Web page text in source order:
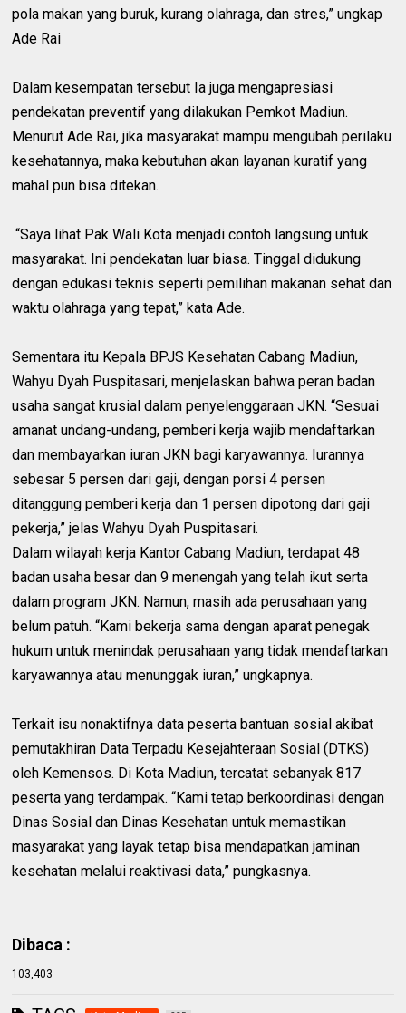
pola makan yang buruk, kurang olahraga, dan stres,” ungkap
Ade Rai
Dalam kesempatan tersebut Ia juga mengapresiasi
pendekatan preventif yang dilakukan Pemkot Madiun.
Menurut Ade Rai, jika masyarakat mampu mengubah perilaku
kesehatannya, maka kebutuhan akan layanan kuratif yang
mahal pun bisa ditekan.
“Saya lihat Pak Wali Kota menjadi contoh langsung untuk
masyarakat. Ini pendekatan luar biasa. Tinggal didukung
dengan edukasi teknis seperti pemilihan makanan sehat dan
waktu olahraga yang tepat,” kata Ade.
Sementara itu Kepala BPJS Kesehatan Cabang Madiun,
Wahyu Dyah Puspitasari, menjelaskan bahwa peran badan
usaha sangat krusial dalam penyelenggaraan JKN. “Sesuai
amanat undang-undang, pemberi kerja wajib mendaftarkan
dan membayarkan iuran JKN bagi karyawannya. Iurannya
sebesar 5 persen dari gaji, dengan porsi 4 persen
ditanggung pemberi kerja dan 1 persen dipotong dari gaji
pekerja,” jelas Wahyu Dyah Puspitasari.
Dalam wilayah kerja Kantor Cabang Madiun, terdapat 48
badan usaha besar dan 9 menengah yang telah ikut serta
dalam program JKN. Namun, masih ada perusahaan yang
belum patuh. “Kami bekerja sama dengan aparat penegak
hukum untuk menindak perusahaan yang tidak mendaftarkan
karyawannya atau menunggak iuran,” ungkapnya.
Terkait isu nonaktifnya data peserta bantuan sosial akibat
pemutakhiran Data Terpadu Kesejahteraan Sosial (DTKS)
oleh Kemensos. Di Kota Madiun, tercatat sebanyak 817
peserta yang terdampak. “Kami tetap berkoordinasi dengan
Dinas Sosial dan Dinas Kesehatan untuk memastikan
masyarakat yang layak tetap bisa mendapatkan jaminan
kesehatan melalui reaktivasi data,” pungkasnya.
Dibaca :
103,403